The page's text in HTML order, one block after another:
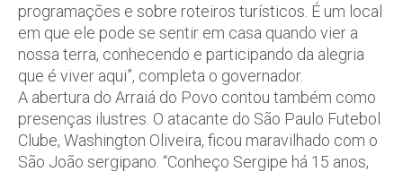
programações e sobre roteiros turísticos. É um local
em que ele pode se sentir em casa quando vier a
nossa terra, conhecendo e participando da alegria
que é viver aqui”, completa o governador.
A abertura do Arraiá do Povo contou também como
presenças ilustres. O atacante do São Paulo Futebol
Clube, Washington Oliveira, ficou maravilhado com o
São João sergipano. “Conheço Sergipe há 15 anos,